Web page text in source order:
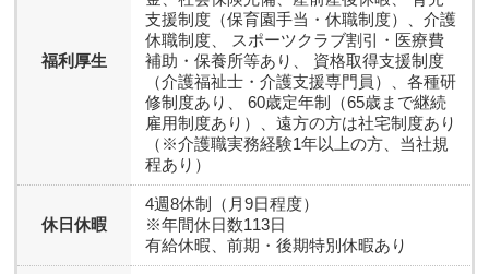
福利厚生
支援制度（保育園手当・休職制度）、介護
休職制度、 スポーツクラブ割引・医療費
補助・保養所等あり、 資格取得支援制度
（介護福祉士・介護支援専門員）、各種研
修制度あり、 60歳定年制（65歳まで継続
雇用制度あり）、遠方の方は社宅制度あり
（※介護職実務経験1年以上の方、当社規
程あり）
休日休暇
4週8休制（月9日程度）
※年間休日数113日
有給休暇、前期・後期特別休暇あり